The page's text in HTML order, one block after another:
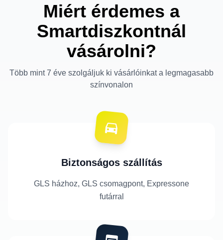
Miért érdemes a
Smartdiszkontnál
vásárolni?
Több mint 7 éve szolgáljuk ki vásárlóinkat a legmagasabb
színvonalon
Biztonságos szállítás
GLS házhoz, GLS csomagpont, Expressone
futárral